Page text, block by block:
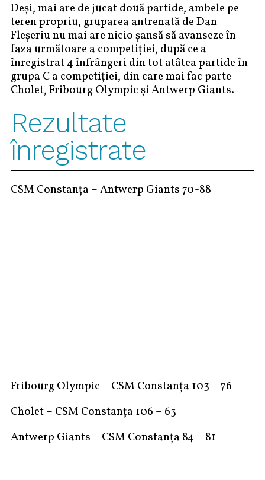
Deși, mai are de jucat două partide, ambele pe
teren propriu, gruparea antrenată de Dan
Fleșeriu nu mai are nicio șansă să avanseze în
faza următoare a competiției, după ce a
înregistrat 4 înfrângeri din tot atâtea partide în
grupa C a competiției, din care mai fac parte
Cholet, Fribourg Olympic și Antwerp Giants.
Rezultate
înregistrate
CSM Constanța – Antwerp Giants 70-88
Fribourg Olympic – CSM Constanța 103 – 76
Cholet – CSM Constanța 106 – 63
Antwerp Giants – CSM Constanța 84 – 81